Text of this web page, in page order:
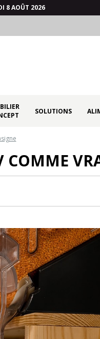
8 AOÛT 2026
SOLUTIONS